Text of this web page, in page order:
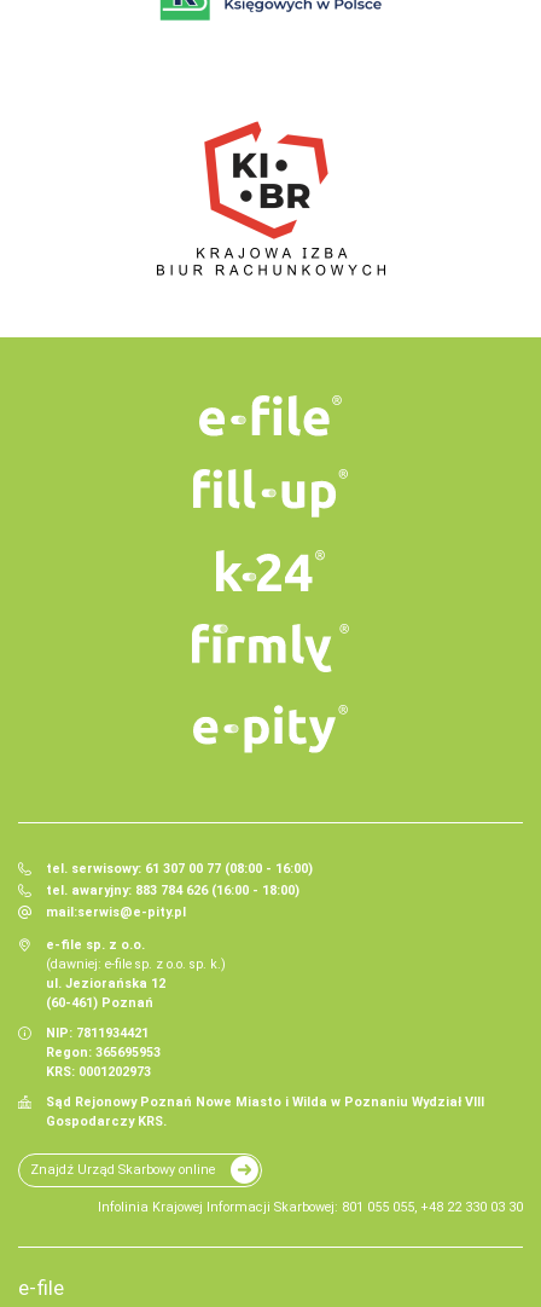
tel. serwisowy: 61 307 00 77 (08:00 - 16:00)
tel. awaryjny: 883 784 626 (16:00 - 18:00)
mail:serwis@e-pity.pl
e-file sp. z o.o.
(dawniej: e-file sp. z o.o. sp. k.)
ul. Jeziorańska 12
(60-461) Poznań
NIP: 7811934421
Regon: 365695953
KRS: 0001202973
Sąd Rejonowy Poznań Nowe Miasto i Wilda w Poznaniu Wydział VIII
Gospodarczy KRS.
Znajdź Urząd Skarbowy online
Infolinia Krajowej Informacji Skarbowej: 801 055 055, +48 22 330 03 30
e-file